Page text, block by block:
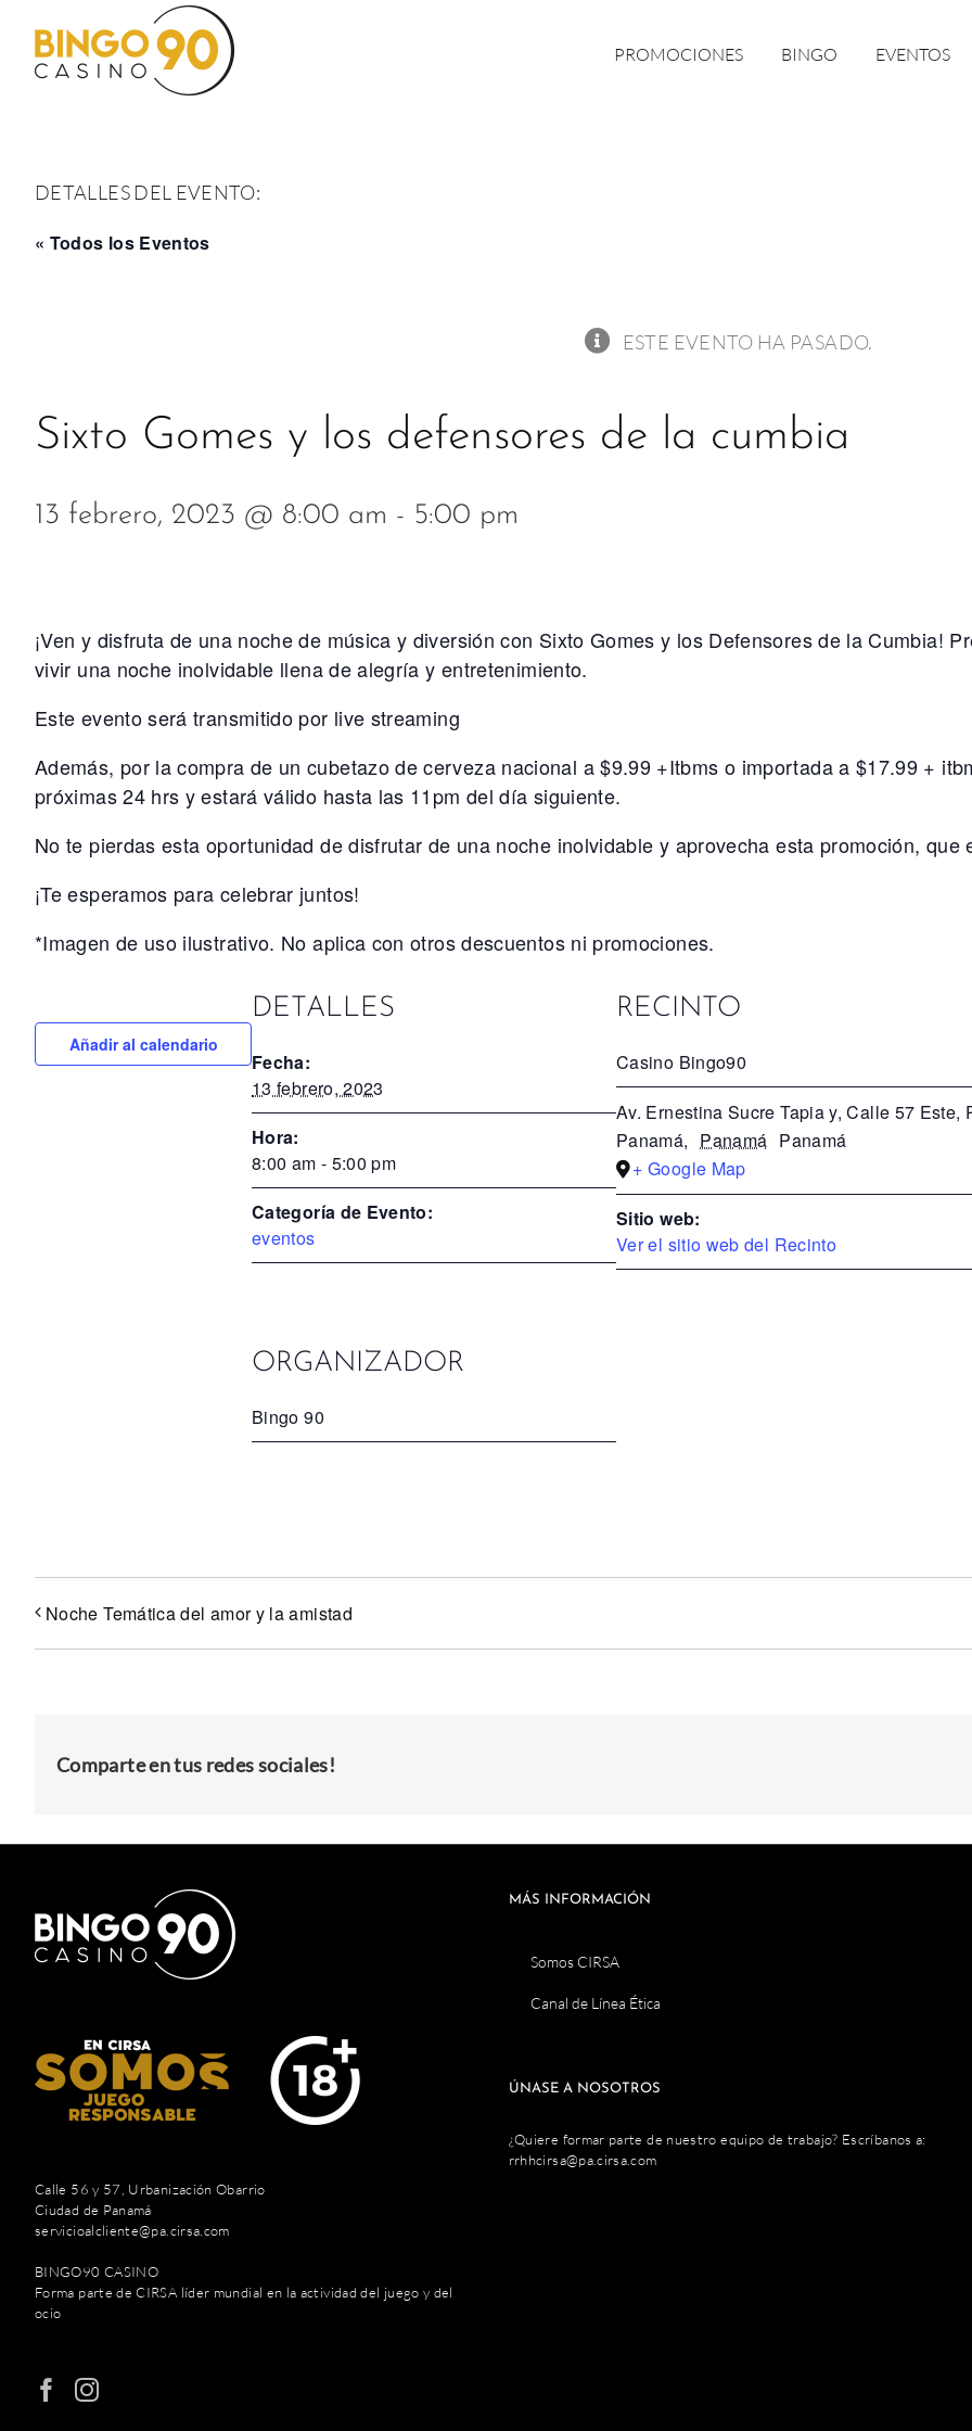
contenido
PROMOCIONES BINGO EVENTOS
DETALLES DEL EVENTO:
« Todos los Eventos
ESTE EVENTO HA PASADO.
Sixto Gomes y los defensores de la cumbia
13 febrero, 2023 @ 8:00 am - 5:00 pm
¡Ven y disfruta de una noche de música y diversión con Sixto Gomes y los Defensores de la Cumbia!
vivir una noche inolvidable llena de alegría y entretenimiento.
Este evento será transmitido por live streaming
Además, por la compra de un cubetazo de cerveza nacional a $9.99 +Itbms o importada a $17.99 +
próximas 24 hrs y estará válido hasta las 11pm del día siguiente.
No te pierdas esta oportunidad de disfrutar de una noche inolvidable y aprovecha esta promoción,
¡Te esperamos para celebrar juntos!
*Imagen de uso ilustrativo. No aplica con otros descuentos ni promociones.
Añadir al calendario
DETALLES
Fecha:
13 febrero, 2023
Hora:
8:00 am - 5:00 pm
Categoría de Evento:
eventos
ORGANIZADOR
Bingo 90
RECINTO
Casino Bingo90
Av. Ernestina Sucre Tapia y, Calle 57 Este,
Panamá, Panamá Panamá
+ Google Map
Sitio web:
Ver el sitio web del Recinto
Noche Temática del amor y la amistad
Comparte en tus redes sociales!
Calle 56 y 57, Urbanización Obarrio
Ciudad de Panamá
servicioalcliente@pa.cirsa.com
BINGO90 CASINO
Forma parte de CIRSA líder mundial en la actividad del juego y del
ocio
MÁS INFORMACIÓN
Somos CIRSA
Canal de Línea Ética
ÚNASE A NOSOTROS
¿Quiere formar parte de nuestro equipo de trabajo? Escríbanos a:
rrhhcirsa@pa.cirsa.com